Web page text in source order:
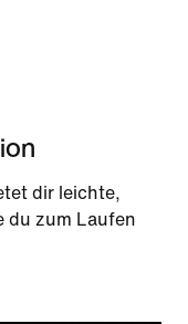
dir leichte,
du zum Laufen